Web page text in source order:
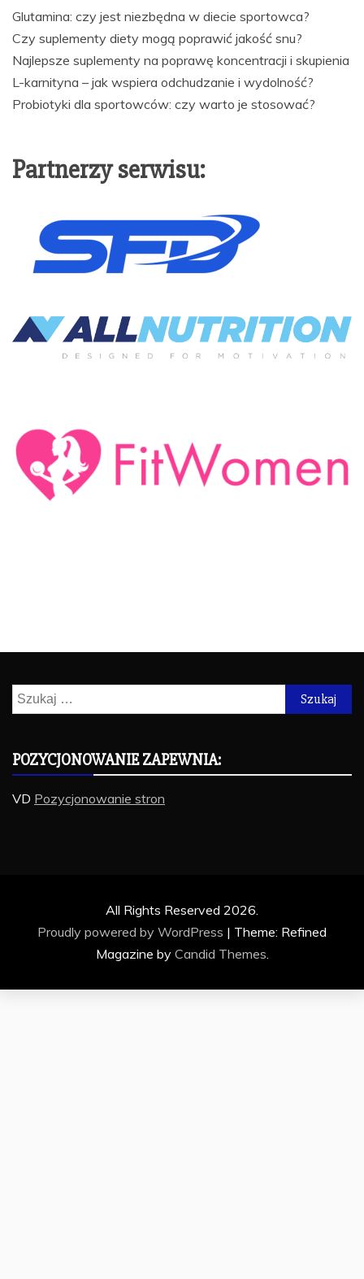
Glutamina: czy jest niezbędna w diecie sportowca?
Czy suplementy diety mogą poprawić jakość snu?
Najlepsze suplementy na poprawę koncentracji i skupienia
L-karnityna – jak wspiera odchudzanie i wydolność?
Probiotyki dla sportowców: czy warto je stosować?
Partnerzy serwisu:
Szukaj:
POZYCJONOWANIE ZAPEWNIA:
VD Pozycjonowanie stron
All Rights Reserved 2026.
Proudly powered by WordPress | Theme: Refined
Magazine by Candid Themes.